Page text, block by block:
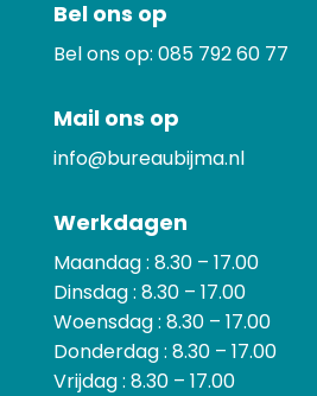
Bel ons op
Bel ons op: 085 792 60 77
Mail ons op
info@bureaubijma.nl
Werkdagen
Maandag : 8.30 – 17.00
Dinsdag : 8.30 – 17.00
Woensdag : 8.30 – 17.00
Donderdag : 8.30 – 17.00
Vrijdag : 8.30 – 17.00